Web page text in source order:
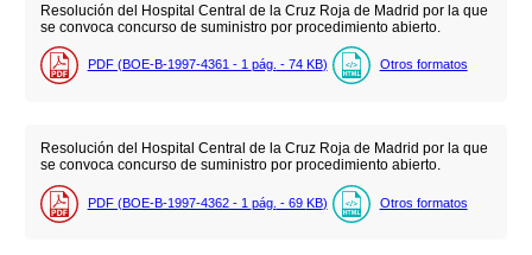
Resolución del Hospital Central de la Cruz Roja de Madrid por la que
se convoca concurso de suministro por procedimiento abierto.
PDF (BOE-B-1997-4361 - 1 pág. - 74 KB) Otros formatos
Resolución del Hospital Central de la Cruz Roja de Madrid por la que
se convoca concurso de suministro por procedimiento abierto.
PDF (BOE-B-1997-4362 - 1 pág. - 69 KB) Otros formatos